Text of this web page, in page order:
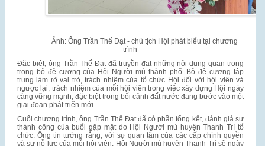
Ảnh: Ông Trần Thế Đạt - chủ tịch Hội phát biểu tại chương
trình
Đặc biệt, ông Trần Thế Đạt đã truyền đạt những nội dung quan trọng
trong bộ đề cương của Hội Người mù thành phố. Bộ đề cương tập
trung làm rõ vai trò, trách nhiệm của tổ chức Hội đối với hội viên và
ngược lại, trách nhiệm của mỗi hội viên trong việc xây dựng Hội ngày
càng vững mạnh, đặc biệt trong bối cảnh đất nước đang bước vào một
giai đoạn phát triển mới.
Cuối chương trình, ông Trần Thế Đạt đã có phần tổng kết, đánh giá sự
thành công của buổi gặp mặt do Hội Người mù huyện Thanh Trì tổ
chức. Ông tin tưởng rằng, với sự quan tâm của các cấp chính quyền
và sự nỗ lực của mỗi hội viên, Hội Người mù huyện Thanh Trì sẽ ngày